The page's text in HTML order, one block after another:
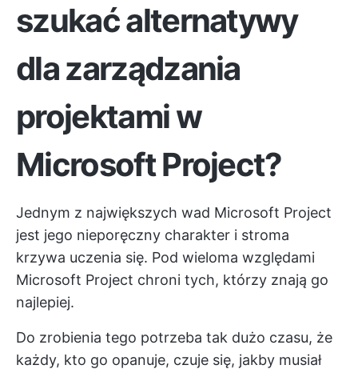
szukać alternatywy
dla zarządzania
projektami w
Microsoft Project?
Jednym z największych wad Microsoft Project
jest jego nieporęczny charakter i stroma
krzywa uczenia się. Pod wieloma względami
Microsoft Project chroni tych, którzy znają go
najlepiej.
Do zrobienia tego potrzeba tak dużo czasu, że
każdy, kto go opanuje, czuje się, jakby musiał